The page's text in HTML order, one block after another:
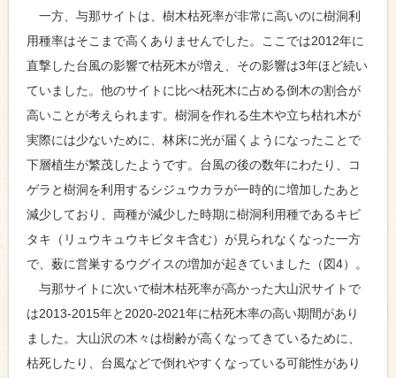
一方、与那サイトは、樹木枯死率が非常に高いのに樹洞利
用種率はそこまで高くありませんでした。ここでは2012年に
直撃した台風の影響で枯死木が増え、その影響は3年ほど続い
ていました。他のサイトに比べ枯死木に占める倒木の割合が
高いことが考えられます。樹洞を作れる生木や立ち枯れ木が
実際には少ないために、林床に光が届くようになったことで
下層植生が繁茂したようです。台風の後の数年にわたり、コ
ゲラと樹洞を利用するシジュウカラが一時的に増加したあと
減少しており、両種が減少した時期に樹洞利用種であるキビ
タキ（リュウキュウキビタキ含む）が見られなくなった一方
で、薮に営巣するウグイスの増加が起きていました（図4）。
与那サイトに次いで樹木枯死率が高かった大山沢サイトで
は2013-2015年と2020-2021年に枯死木率の高い期間があり
ました。大山沢の木々は樹齢が高くなってきているために、
枯死したり、台風などで倒れやすくなっている可能性があり